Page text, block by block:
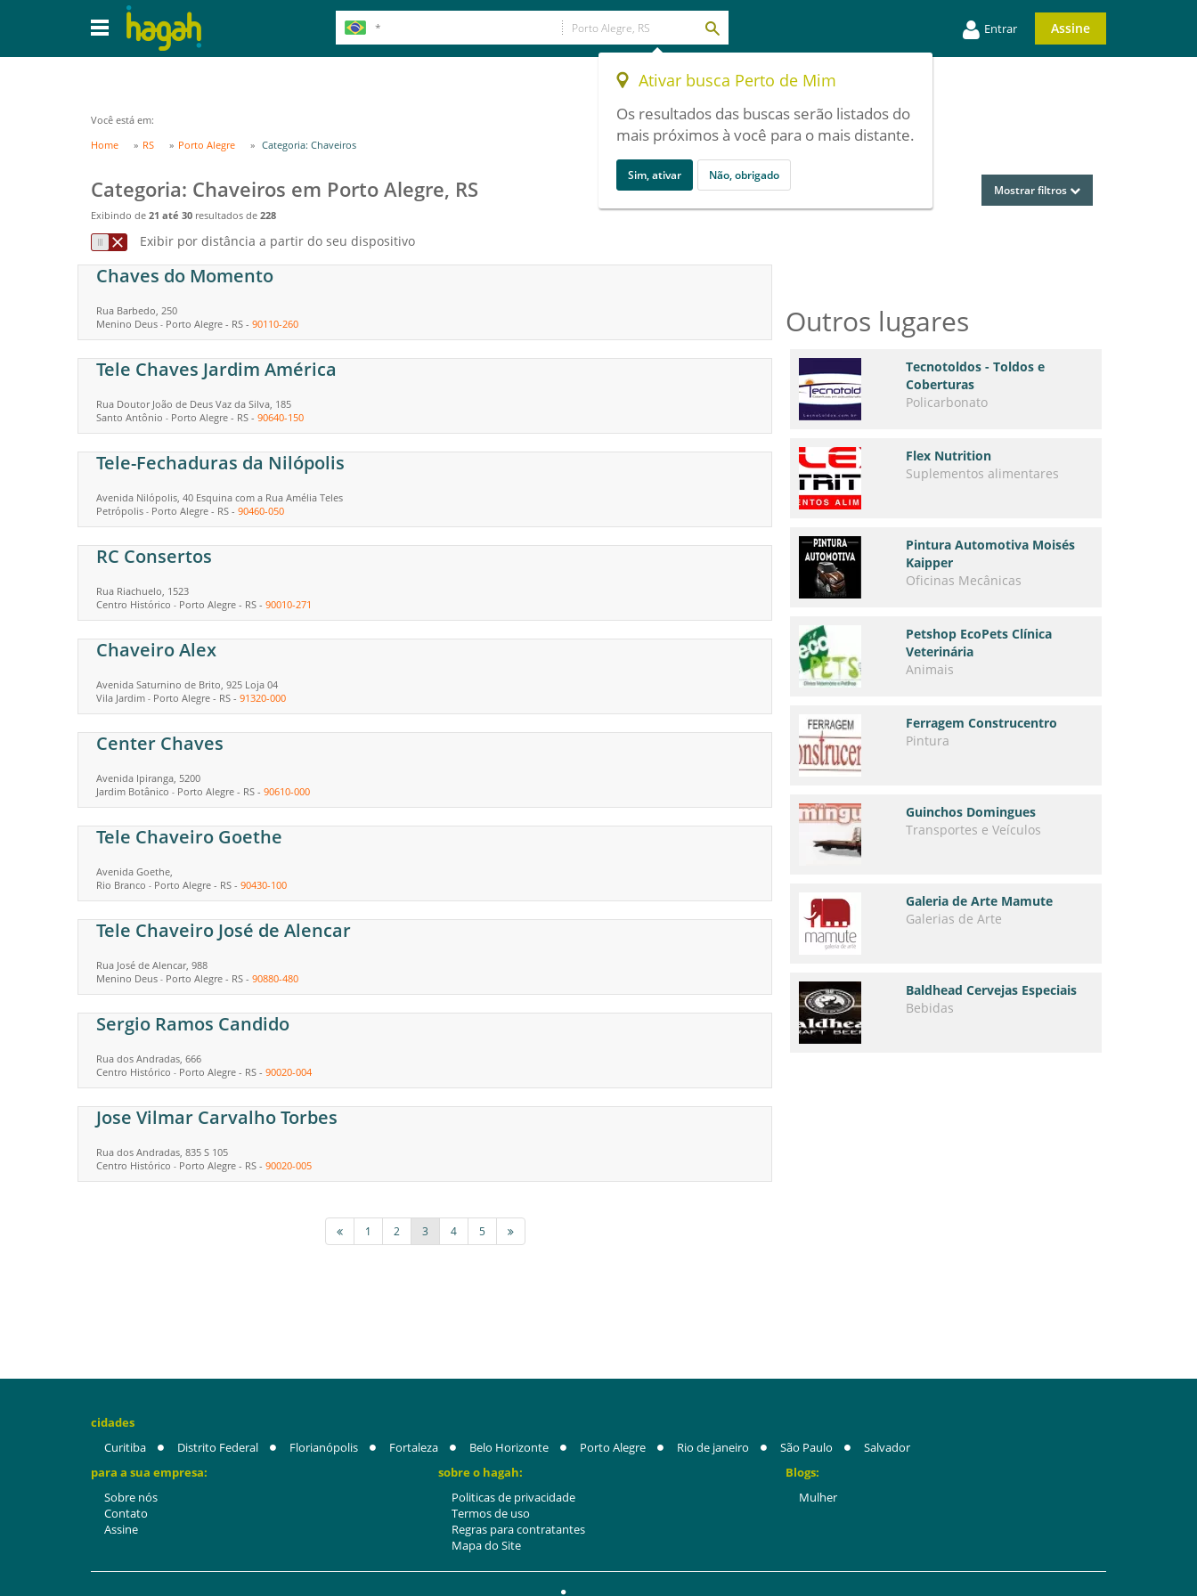
Entrar Assine
Ativar busca Perto de Mim
Os resultados das buscas serão listados do
mais próximos à você para o mais distante.
Sim, ativar Não, obrigado
Você está em:
Home
RS Porto Alegre Categoria: Chaveiros
Categoria: Chaveiros em Porto Alegre, RS
Exibindo de 21 até 30 resultados de 228
Mostrar filtros
Exibir por distância a partir do seu dispositivo
Chaves do Momento
Rua Barbedo, 250
Menino Deus - Porto Alegre - RS - 90110-260
Tele Chaves Jardim América
Rua Doutor João de Deus Vaz da Silva, 185
Santo Antônio - Porto Alegre - RS - 90640-150
Tele-Fechaduras da Nilópolis
Avenida Nilópolis, 40 Esquina com a Rua Amélia Teles
Petrópolis - Porto Alegre - RS - 90460-050
RC Consertos
Rua Riachuelo, 1523
Centro Histórico - Porto Alegre - RS - 90010-271
Chaveiro Alex
Avenida Saturnino de Brito, 925 Loja 04
Vila Jardim - Porto Alegre - RS - 91320-000
Center Chaves
Avenida Ipiranga, 5200
Jardim Botânico - Porto Alegre - RS - 90610-000
Tele Chaveiro Goethe
Avenida Goethe,
Rio Branco - Porto Alegre - RS - 90430-100
Tele Chaveiro José de Alencar
Rua José de Alencar, 988
Menino Deus - Porto Alegre - RS - 90880-480
Sergio Ramos Candido
Rua dos Andradas, 666
Centro Histórico - Porto Alegre - RS - 90020-004
Jose Vilmar Carvalho Torbes
Rua dos Andradas, 835 S 105
Centro Histórico - Porto Alegre - RS - 90020-005
1 2 3 4 5
Outros lugares
Tecnotoldos - Toldos e
Coberturas
Policarbonato
Flex Nutrition
Suplementos alimentares
Pintura Automotiva Moisés
Kaipper
Oficinas Mecânicas
Petshop EcoPets Clínica
Veterinária
Animais
Ferragem Construcentro
Pintura
Guinchos Domingues
Transportes e Veículos
Galeria de Arte Mamute
Galerias de Arte
Baldhead Cervejas Especiais
Bebidas
cidades
Curitiba
Distrito Federal Florianópolis Fortaleza Belo Horizonte Porto Alegre Rio de janeiro São Paulo
Salvador
para a sua empresa:
Sobre nós
Contato
Assine
sobre o hagah:
Politicas de privacidade
Termos de uso
Regras para contratantes
Mapa do Site
Blogs:
Mulher